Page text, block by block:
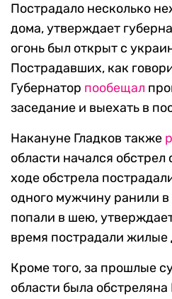
Пострадало несколько
дома, утверждает
огонь был открыт с
Пострадавших, как
Губернатор пообещал
заседание и выехать в
Накануне Гладков также
области начался
ходе обстрела
одного мужчину ранили
попали в шею,
время пострадали жилые
Кроме того, за прошлые
области была